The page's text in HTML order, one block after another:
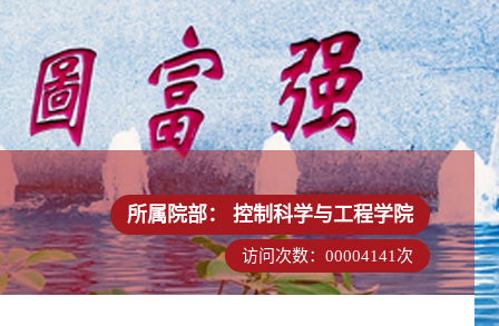
所属院部： 控制科学与工程学院
访问次数： 00004141 次